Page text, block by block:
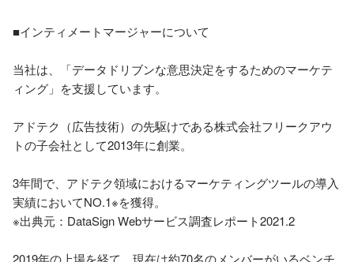
■インティメートマージャーについて
当社は、「データドリブンな意思決定をするためのマーケテ
ィング」を支援しています。
アドテク（広告技術）の先駆けである株式会社フリークアウ
トの子会社として2013年に創業。
3年間で、アドテク領域におけるマーケティングツールの導入
実績においてNO.1※を獲得。
※出典元：DataSign Webサービス調査レポート2021.2
2019年の上場を経て、現在は約70名のメンバーがいるベンチ